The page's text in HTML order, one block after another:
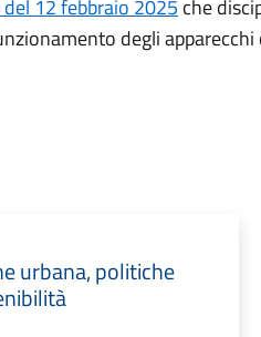
12 febbraio 2025 che
degli
urbana, politiche